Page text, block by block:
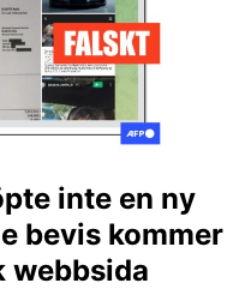
inte en ny
bevis kommer
webbsida